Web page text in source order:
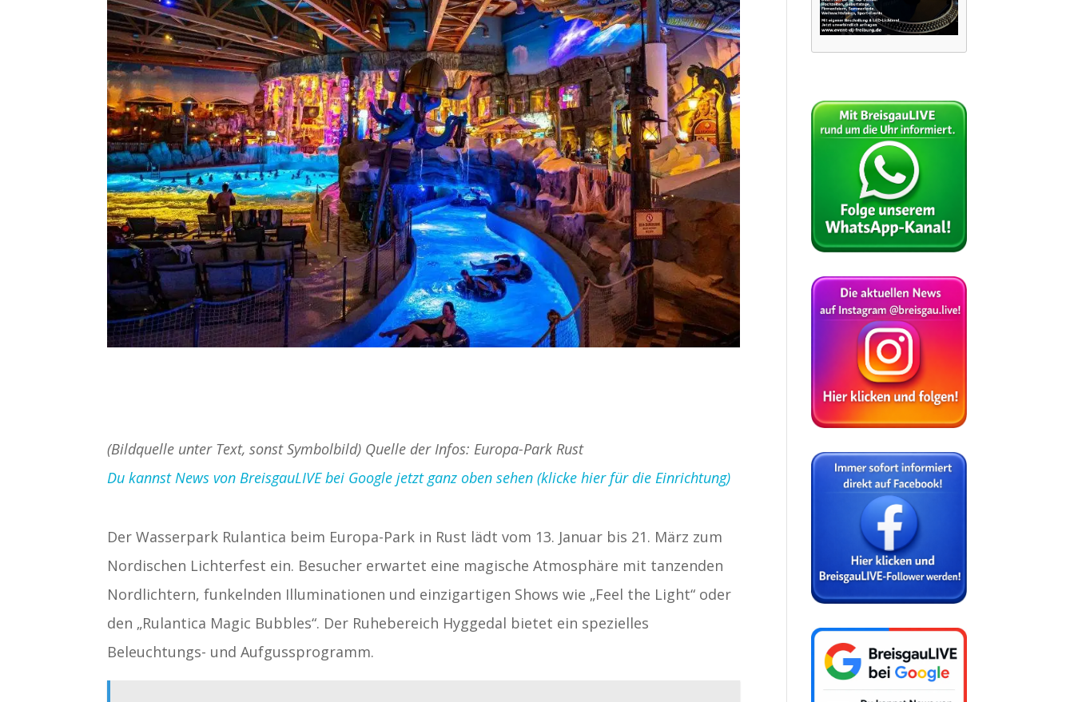
(Bildquelle unter Text, sonst Symbolbild) Quelle der Infos: Europa-Park Rust
Du kannst News von BreisgauLIVE bei Google jetzt ganz oben sehen (klicke hier für die Einrichtung)
Der Wasserpark Rulantica beim Europa-Park in Rust lädt vom 13. Januar bis 21. März zum
Nordischen Lichterfest ein. Besucher erwartet eine magische Atmosphäre mit tanzenden
Nordlichtern, funkelnden Illuminationen und einzigartigen Shows wie „Feel the Light“ oder
den „Rulantica Magic Bubbles“. Der Ruhebereich Hyggedal bietet ein spezielles
Beleuchtungs- und Aufgussprogramm.